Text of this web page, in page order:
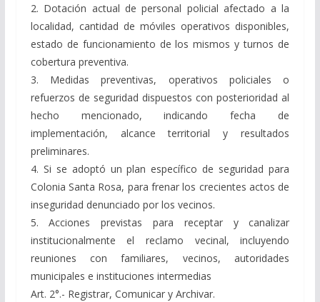
2. Dotación actual de personal policial afectado a la
localidad, cantidad de móviles operativos disponibles,
estado de funcionamiento de los mismos y turnos de
cobertura preventiva.
3. Medidas preventivas, operativos policiales o
refuerzos de seguridad dispuestos con posterioridad al
hecho mencionado, indicando fecha de
implementación, alcance territorial y resultados
preliminares.
4. Si se adoptó un plan específico de seguridad para
Colonia Santa Rosa, para frenar los crecientes actos de
inseguridad denunciado por los vecinos.
5. Acciones previstas para receptar y canalizar
institucionalmente el reclamo vecinal, incluyendo
reuniones con familiares, vecinos, autoridades
municipales e instituciones intermedias
Art. 2°.- Registrar, Comunicar y Archivar.